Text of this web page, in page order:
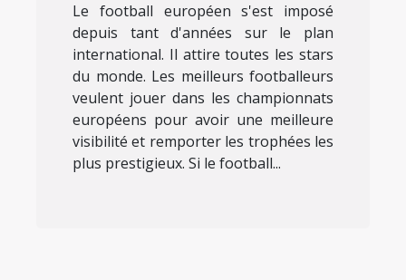
Le football européen s'est imposé
depuis tant d'années sur le plan
international. Il attire toutes les stars
du monde. Les meilleurs footballeurs
veulent jouer dans les championnats
européens pour avoir une meilleure
visibilité et remporter les trophées les
plus prestigieux. Si le football...